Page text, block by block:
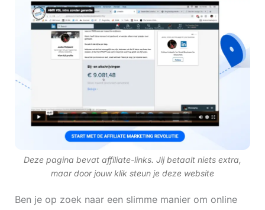
Deze pagina bevat affiliate-links. Jij betaalt niets extra,
maar door jouw klik steun je deze website
Ben je op zoek naar een slimme manier om online